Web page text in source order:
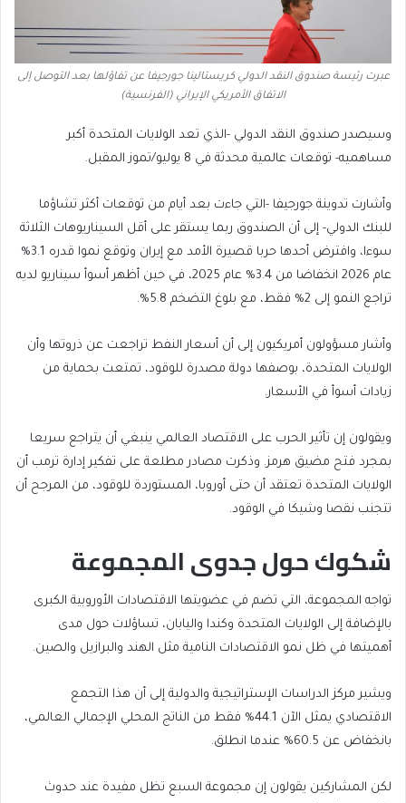
عبرت رئيسة صندوق النقد الدولي كريستالينا جورجيفا عن تفاؤلها بعد التوصل إلى
الاتفاق الأمريكي الإيراني (الفرنسية)
وسيصدر صندوق النقد الدولي -الذي تعد الولايات المتحدة أكبر
مساهميه- توقعات عالمية محدثة في 8 يوليو/تموز المقبل.
وأشارت تدوينة جورجيفا -التي جاءت بعد أيام من توقعات أكثر تشاؤما
للبنك الدولي- إلى أن الصندوق ربما يستقر ⁠⁠على أقل السيناريوهات الثلاثة
سوءا، وافترض أحدها حربا قصيرة الأمد مع إيران وتوقع نموا قدره 3.1%
عام 2026 انخفاضا من 3.4% عام 2025، في حين أظهر أسوأ سيناريو لديه
تراجع النمو إلى 2% فقط، مع بلوغ التضخم 5.8%.
وأشار مسؤولون أمريكيون إلى أن أسعار النفط تراجعت عن ذروتها وأن
⁠⁠الولايات المتحدة، بوصفها دولة مصدرة للوقود، تمتعت بحماية من
زيادات أسوأ في الأسعار.
ويقولون إن تأثير الحرب على الاقتصاد العالمي ينبغي ⁠⁠أن يتراجع سريعا
بمجرد فتح مضيق هرمز. وذكرت مصادر مطلعة على تفكير إدارة ترمب أن
الولايات المتحدة تعتقد أن حتى أوروبا، المستوردة للوقود، من المرجح أن
تتجنب نقصا وشيكا في الوقود.
شكوك حول جدوى المجموعة
تواجه المجموعة، التي تضم في عضويتها الاقتصادات الأوروبية الكبرى
بالإضافة إلى الولايات المتحدة وكندا واليابان، تساؤلات حول مدى
أهميتها في ظل نمو الاقتصادات النامية مثل الهند والبرازيل والصين.
ويشير مركز الدراسات الإستراتيجية والدولية إلى أن هذا التجمع
الاقتصادي يمثل الآن 44.1% فقط من الناتج المحلي الإجمالي العالمي،
بانخفاض عن 60.5% عندما انطلق.
لكن المشاركين يقولون إن مجموعة السبع تظل مفيدة عند حدوث